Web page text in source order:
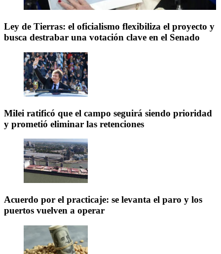
Ley de Tierras: el oficialismo flexibiliza el proyecto y
busca destrabar una votación clave en el Senado
Milei ratificó que el campo seguirá siendo prioridad
y prometió eliminar las retenciones
Acuerdo por el practicaje: se levanta el paro y los
puertos vuelven a operar